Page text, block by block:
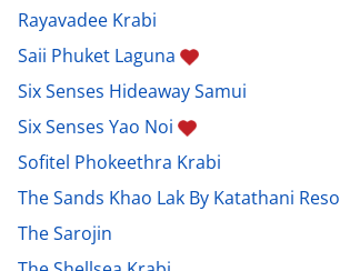
Rayavadee Krabi
Saii Phuket Laguna
Six Senses Hideaway Samui
Six Senses Yao Noi
Sofitel Phokeethra Krabi
The Sands Khao Lak By Katathani
The Sarojin